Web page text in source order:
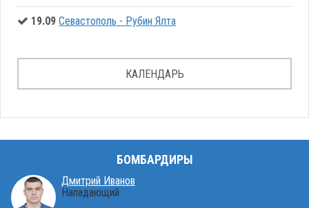
19.09 Севастополь - Рубин Ялта
КАЛЕНДАРЬ
БОМБАРДИРЫ
Дмитрий Иванов
Нападающий